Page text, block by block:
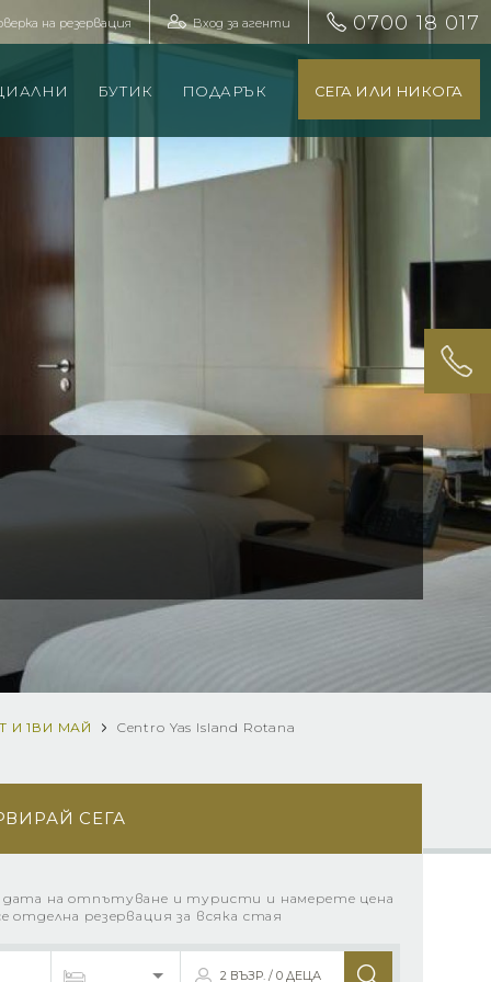
0700 18 017
Вход за агенти
на резервация
СЕГА ИЛИ НИКОГА
БУТИК ПОДАРЪК
И 1ВИ МАЙ Centro Yas Island Rotana
СЕГА
дата на отпътуване и туристи и намерете цена
отделна резервация за всяка стая
2 ВЪЗР. / 0 ДЕЦА